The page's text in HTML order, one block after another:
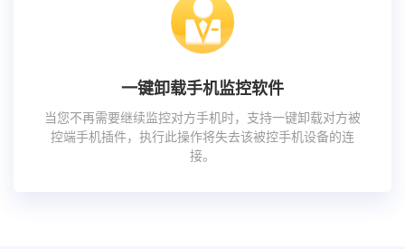
一键卸载手机监控软件
当您不再需要继续监控对方手机时，支持一键卸载对方被
控端手机插件，执行此操作将失去该被控手机设备的连
接。